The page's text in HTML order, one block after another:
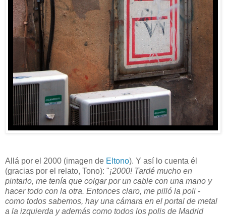
Allá por el 2000 (imagen de Eltono). Y así lo cuenta él
(gracias por el relato, Tono): "¡2000! Tardé mucho en
pintarlo, me tenía que colgar por un cable con una mano y
hacer todo con la otra. Entonces claro, me pilló la poli -
como todos sabemos, hay una cámara en el portal de metal
a la izquierda y además como todos los polis de Madrid